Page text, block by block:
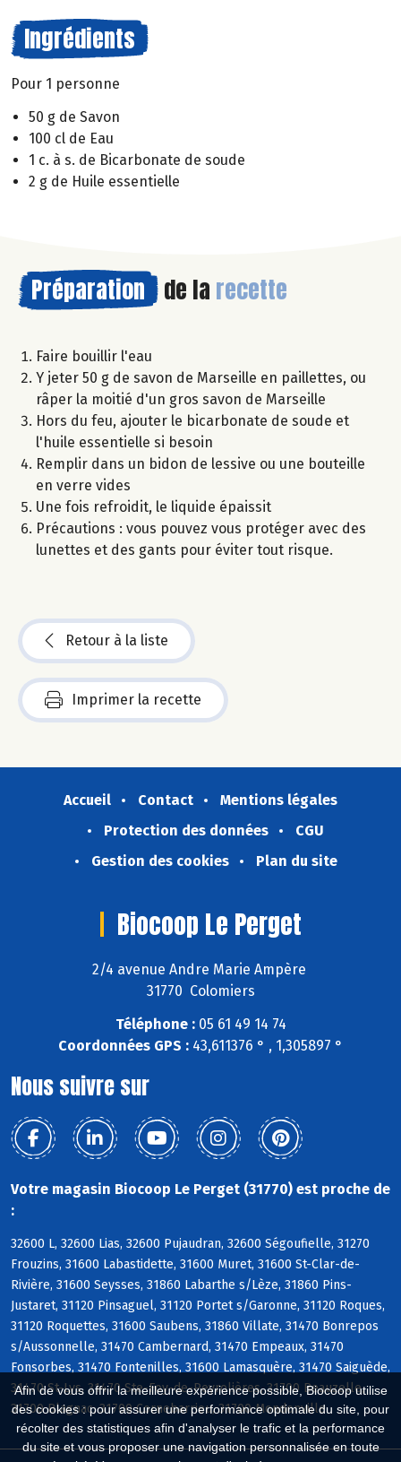
Afin de vous offrir la meilleure expérience possible, Biocoop utilise
des cookies : pour assurer une performance optimale du site, pour
récolter des statistiques afin d'analyser le trafic et la performance
du site et vous proposer une navigation personnalisée en toute
Ingrédients
Pour 1 personne
50 g de Savon
100 cl de Eau
1 c. à s. de Bicarbonate de soude
2 g de Huile essentielle
Préparation de la recette
Faire bouillir l'eau
Y jeter 50 g de savon de Marseille en paillettes, ou
râper la moitié d'un gros savon de Marseille
Hors du feu, ajouter le bicarbonate de soude et
l'huile essentielle si besoin
Remplir dans un bidon de lessive ou une bouteille
en verre vides
Une fois refroidit, le liquide épaissit
Précautions : vous pouvez vous protéger avec des
lunettes et des gants pour éviter tout risque.
Retour à la liste
Imprimer la recette
Accueil Contact
Mentions légales
Protection des données
CGU
Gestion des cookies
Plan du site
Biocoop Le Perget
2/4 avenue Andre Marie Ampère
31770 Colomiers
Téléphone :05 61 49 14 74
Coordonnées GPS : 43,611376 ° , 1,305897 °
Nous suivre sur
Votre magasin Biocoop Le Perget (31770) est proche de
:
32600 L, 32600 Lias, 32600 Pujaudran, 32600 Ségoufielle, 31270
Frouzins, 31600 Labastidette, 31600 Muret, 31600 St-Clar-de-
Rivière, 31600 Seysses, 31860 Labarthe s/Lèze, 31860 Pins-
Justaret, 31120 Pinsaguel, 31120 Portet s/Garonne, 31120 Roques,
31120 Roquettes, 31600 Saubens, 31860 Villate, 31470 Bonrepos
s/Aussonnelle, 31470 Cambernard, 31470 Empeaux, 31470
Fonsorbes, 31470 Fontenilles, 31600 Lamasquère, 31470 Saiguède,
31470 St-Lys, 31470 Ste-Foy-de-Peyrolières, 31700 Beauzelle,
31700 Blagnac, 31700 Cornebarrieu, 31700 Mondonville